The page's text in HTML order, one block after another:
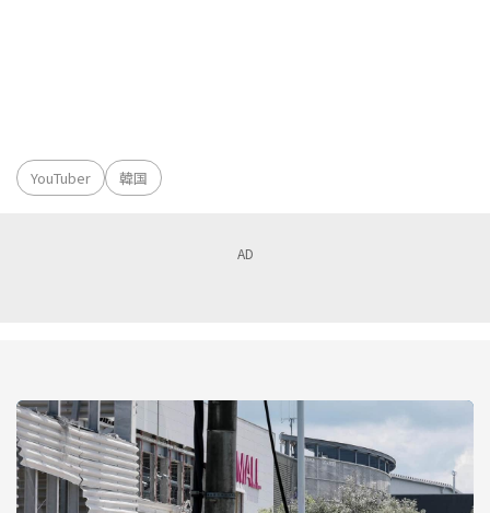
韓国人YouTuber、政治系動画ストップを発表 「自分の国
YouTuber 韓国